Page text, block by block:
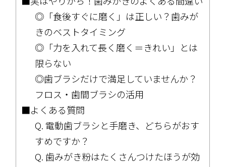
◎「食後すぐに磨く」は正しい？歯みが
きのベストタイミング
◎「力を入れて長く磨く＝きれい」とは
限らない
◎歯ブラシだけで満足していませんか？
フロス・歯間ブラシの活用
■よくある質問
Q. 電動歯ブラシと手磨き、どちらがおす
すめですか？
Q. 歯みがき粉はたくさんつけたほうが効